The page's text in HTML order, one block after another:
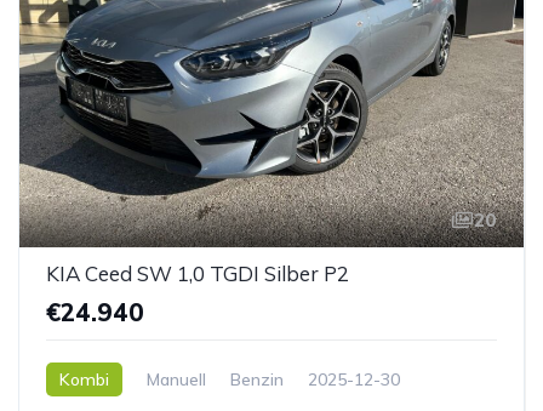
20
KIA Ceed SW 1,0 TGDI Silber P2
€24.940
Kombi Manuell Benzin
2025-12-30